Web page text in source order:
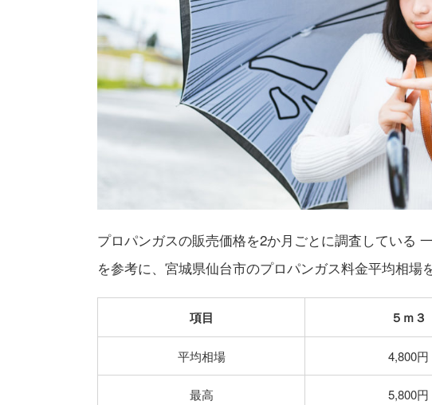
プロパンガスの販売価格を2か月ごとに調査している
を参考に、宮城県仙台市のプロパンガス料金平均相場
項目 ５ｍ３
平均相場 4,800円
最高 5,800円